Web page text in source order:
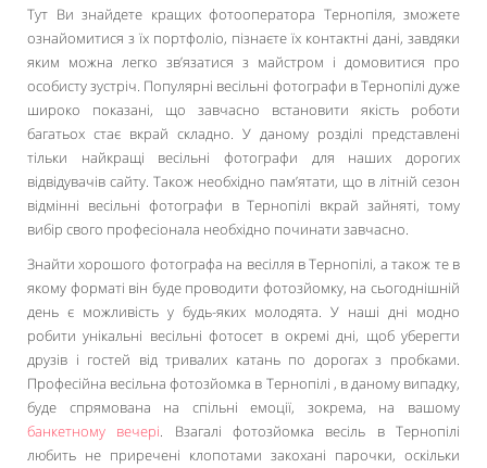
Тут Ви знайдете кращих фотооператора Тернопіля, зможете
ознайомитися з їх портфоліо, пізнаєте їх контактні дані, завдяки
яким можна легко зв’язатися з майстром і домовитися про
особисту зустріч. Популярні весільні фотографи в Тернопілі дуже
широко показані, що завчасно встановити якість роботи
багатьох стає вкрай складно. У даному розділі представлені
тільки найкращі весільні фотографи для наших дорогих
відвідувачів сайту. Також необхідно пам’ятати, що в літній сезон
відмінні весільні фотографи в Тернопілі вкрай зайняті, тому
вибір свого професіонала необхідно починати завчасно.
Знайти хорошого фотографа на весілля в Тернопілі, а також те в
якому форматі він буде проводити фотозйомку, на сьогоднішній
день є можливість у будь-яких молодята. У наші дні модно
робити унікальні весільні фотосет в окремі дні, щоб уберегти
друзів і гостей від тривалих катань по дорогах з пробками.
Професійна весільна фотозйомка в Тернопілі , в даному випадку,
буде спрямована на спільні емоції, зокрема, на вашому
банкетному вечері. Взагалі фотозйомка весіль в Тернопілі
любить не приречені клопотами закохані парочки, оскільки